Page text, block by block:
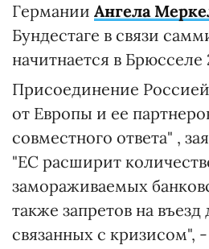
Германии Ангела
Бундестаге в связи
начитнается в Брюсселе
Присоединение
от Европы и ее
совместного ответа" ,
"ЕС расширит
замораживаемых
также запретов на
связанных с кризисом", -